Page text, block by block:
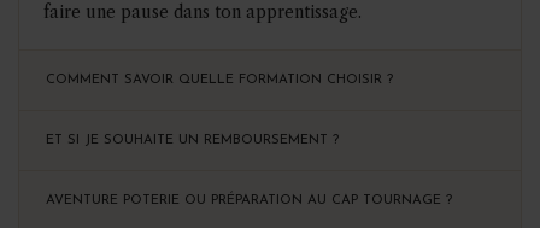
faire une pause dans ton apprentissage.
COMMENT SAVOIR QUELLE FORMATION CHOISIR ?
ET SI JE SOUHAITE UN REMBOURSEMENT ?
AVENTURE POTERIE OU PRÉPARATION AU CAP TOURNAGE ?